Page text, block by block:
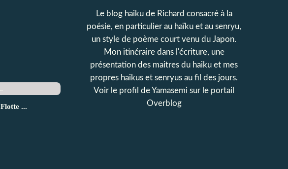
Flotte ...
Le blog haiku de Richard consacré à la
poésie, en particulier au haïku et au senryu,
un style de poème court venu du Japon.
Mon itinéraire dans l'écriture, une
présentation des maitres du haiku et mes
propres haikus et senryus au fil des jours.
Voir le profil deYamasemi sur le portail
Overblog